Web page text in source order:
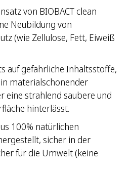
von BIOBACT clean
Neubildung von
(wie Zellulose, Fett, Eiweiß
auf gefährliche Inhaltsstoffe,
materialschonender
eine strahlend saubere und
hinterlässt.
100% natürlichen
sicher in der
für die Umwelt (keine